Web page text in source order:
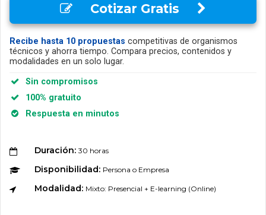
Cotizar Gratis
Recibe hasta 10 propuestas competitivas de organismos
técnicos y ahorra tiempo. Compara precios, contenidos y
modalidades en un solo lugar.
Sin compromisos
100% gratuito
Respuesta en minutos
Duración: 30 horas
Disponibilidad: Persona o Empresa
Modalidad: Mixto: Presencial + E-learning (Online)